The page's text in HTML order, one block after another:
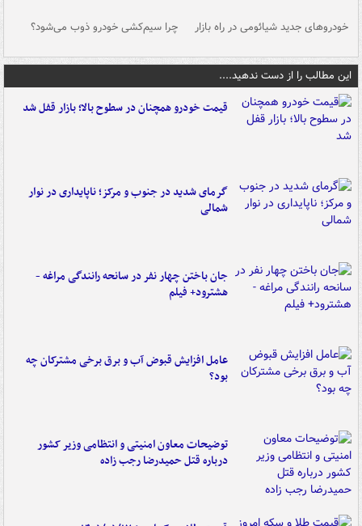
خودروهای جدید شیائومی در راه بازار چرا سیم‌کشی خودرو ذوب می‌شود؟
این مطالب را از دست ندهید....
قیمت خودرو همچنان در سطوح بالا؛ بازار قفل شد
گرمای شدید در جنوب و مرکز؛ ناپایداری در نوار
شمالی
جان باختن چهار نفر در سانحه رانندگی مراغه -
هشترود+ فیلم
عامل افزایش قبوض آب و برق برخی مشترکان چه
بود؟
توضیحات معاون امنیتی و انتظامی وزیر کشور
درباره قتل حمیدرضا رجب زاده